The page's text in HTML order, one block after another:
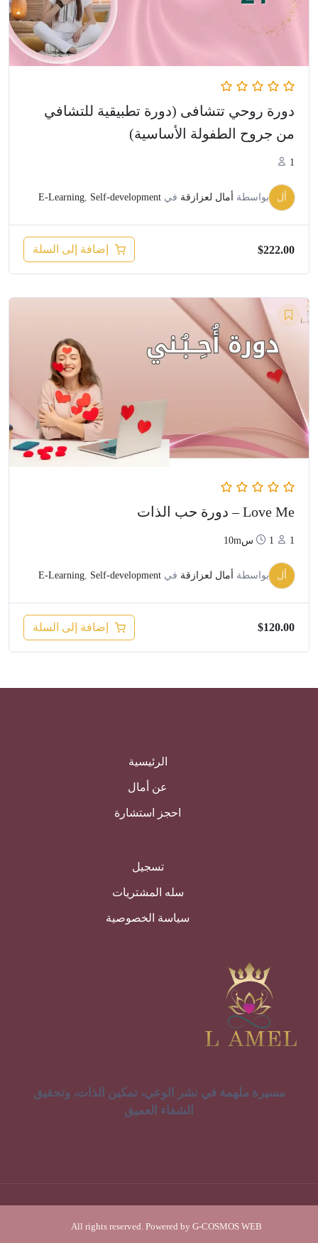
دورة روحي تتشافى (دورة تطبيقية للتشافي
من جروح الطفولة الأساسية)
1
أل بواسطة أمال لعزازقة في E-Learning, Self-development
$222.00 إضافة إلى السلة
Love Me – دورة حب الذات
1 1س10m
أل بواسطة أمال لعزازقة في E-Learning Self-development
$120.00 إضافة إلى السلة
الرئيسية
عن أمال
احجز استشارة
تسجيل
سله المشتريات
سياسة الخصوصية
مسيرة ملهمة في نشر الوعي، تمكين الذات، وتحقيق
الشفاء العميق
All rights reserved. Powered by G-COSMOS WEB